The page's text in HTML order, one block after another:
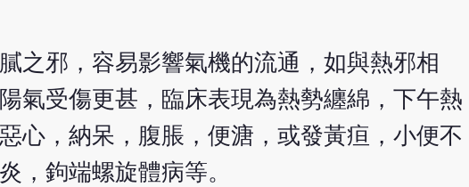
之邪，容易影響氣機的流通，如與熱邪相
氣受傷更甚，臨床表現為熱勢纏綿，下午熱
心，納呆，腹脹，便溏，或發黃疸，小便不
，鉤端螺旋體病等。